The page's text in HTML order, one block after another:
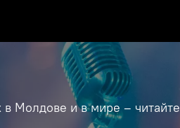
Молдове и в мире – читайте